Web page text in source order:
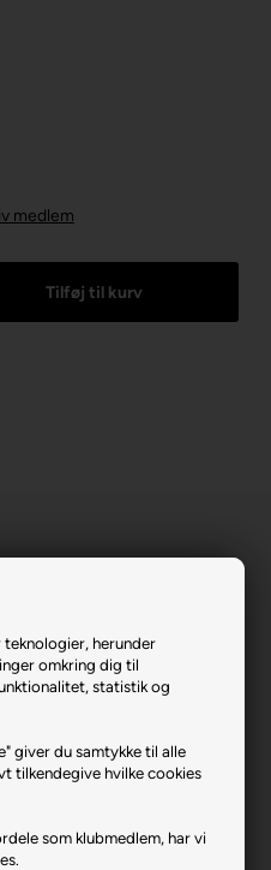
teknologier, herunder
omkring dig til
statistik og
giver du samtykke til alle
tilkendegive hvilke cookies
som klubmedlem, har vi
medlem
1000
68